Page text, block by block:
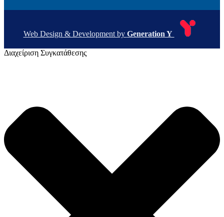
Web Design & Development by Generation Y
Διαχείριση Συγκατάθεσης